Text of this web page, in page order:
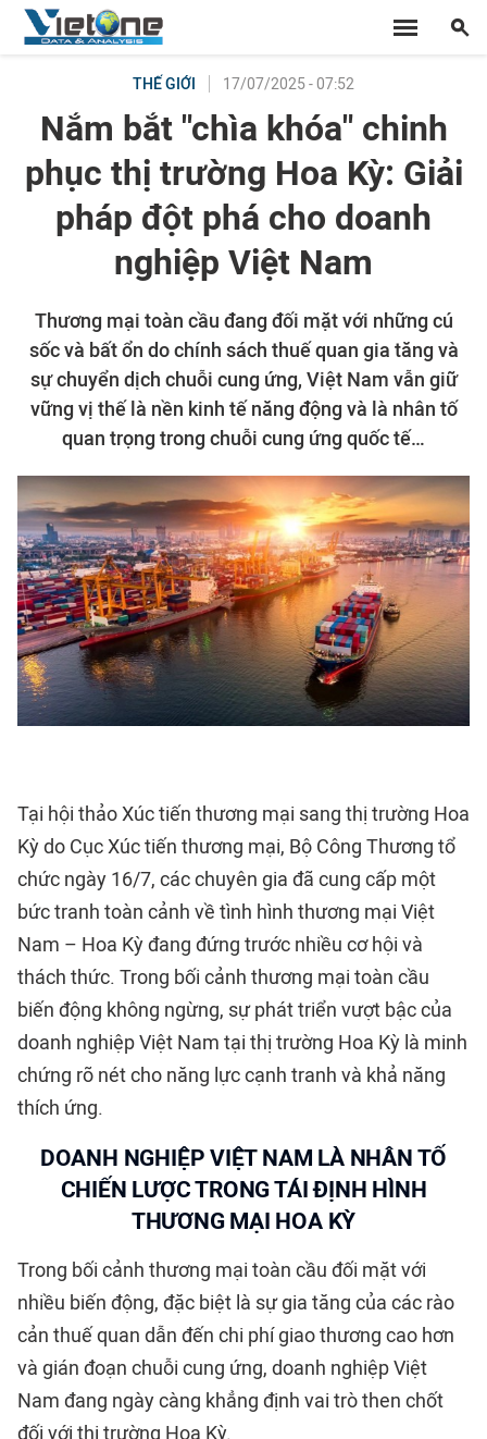
THẾ GIỚI 17/07/2025 - 07:52
Nắm bắt "chìa khóa" chinh
phục thị trường Hoa Kỳ: Giải
pháp đột phá cho doanh
nghiệp Việt Nam
Thương mại toàn cầu đang đối mặt với những cú
sốc và bất ổn do chính sách thuế quan gia tăng và
sự chuyển dịch chuỗi cung ứng, Việt Nam vẫn giữ
vững vị thế là nền kinh tế năng động và là nhân tố
quan trọng trong chuỗi cung ứng quốc tế…
Tại hội thảo Xúc tiến thương mại sang thị trường Hoa
Kỳ do Cục Xúc tiến thương mại, Bộ Công Thương tổ
chức ngày 16/7, các chuyên gia đã cung cấp một
bức tranh toàn cảnh về tình hình thương mại Việt
Nam – Hoa Kỳ đang đứng trước nhiều cơ hội và
thách thức. Trong bối cảnh thương mại toàn cầu
biến động không ngừng, sự phát triển vượt bậc của
doanh nghiệp Việt Nam tại thị trường Hoa Kỳ là minh
chứng rõ nét cho năng lực cạnh tranh và khả năng
thích ứng.
DOANH NGHIỆP VIỆT NAM LÀ NHÂN TỐ
CHIẾN LƯỢC TRONG TÁI ĐỊNH HÌNH
THƯƠNG MẠI HOA KỲ
Trong bối cảnh thương mại toàn cầu đối mặt với
nhiều biến động, đặc biệt là sự gia tăng của các rào
cản thuế quan dẫn đến chi phí giao thương cao hơn
và gián đoạn chuỗi cung ứng, doanh nghiệp Việt
Nam đang ngày càng khẳng định vai trò then chốt
đối với thị trường Hoa Kỳ.